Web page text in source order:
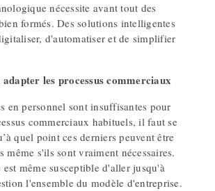
nécessite avant tout des
formés. Des solutions intelligentes
d'automatiser et de simplifier
les processus commerciaux
en personnel sont insuffisantes pour
commerciaux habituels, il faut se
quel point ces derniers peuvent être
même s'ils sont vraiment nécessaires.
est même susceptible d'aller jusqu'à
l'ensemble du modèle d'entreprise.